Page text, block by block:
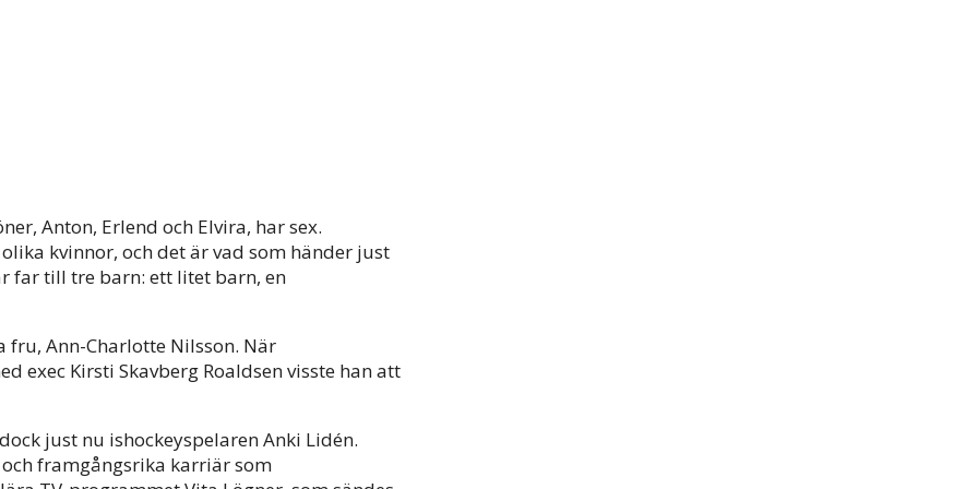
Anton, Erlend och Elvira, har sex.
kvinnor, och det är vad som händer just
far till tre barn: ett litet barn, en
Ann-Charlotte Nilsson. När
exec Kirsti Skavberg Roaldsen visste han att
just nu ishockeyspelaren Anki Lidén.
framgångsrika karriär som